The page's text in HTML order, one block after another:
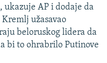
ukazuje AP i dodaje da
užasavao
beloruskog lidera da
bi to ohrabrilo Putinove